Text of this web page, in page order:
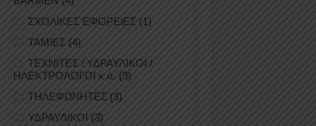
ΣΧΟΛΙΚΕΣ ΕΦΟΡΕΙΕΣ (1)
ΤΑΜΙΕΣ (4)
ΤΕΧΝΙΤΕΣ / ΥΔΡΑΥΛΙΚΟΙ /
ΗΛΕΚΤΡΟΛΟΓΟΙ κ.ά. (9)
ΤΗΛΕΦΩΝΗΤΕΣ (3)
ΥΔΡΑΥΛΙΚΟΙ (3)